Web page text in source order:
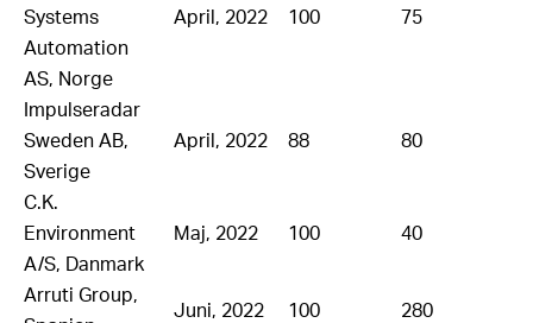
Systems
Automation
AS, Norge
April, 2022 100 75
Impulseradar
Sweden AB,
Sverige
April, 2022 88 80
C.K.
Environment
A/S, Danmark
Maj, 2022 100 40
Arruti Group,
Juni, 2022 100 280